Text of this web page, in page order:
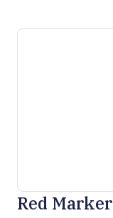
Red Marker